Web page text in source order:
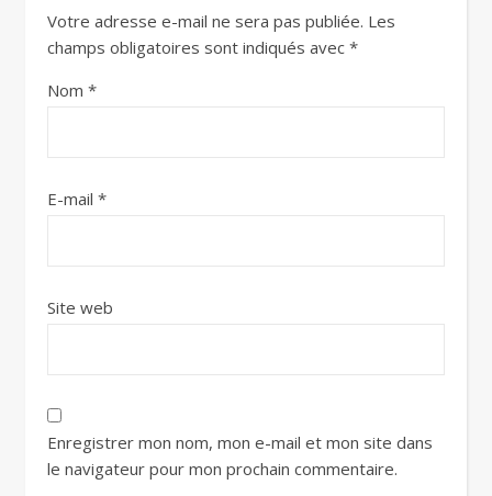
Votre adresse e-mail ne sera pas publiée. Les
champs obligatoires sont indiqués avec *
Nom *
E-mail *
Site web
Enregistrer mon nom, mon e-mail et mon site dans
le navigateur pour mon prochain commentaire.